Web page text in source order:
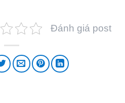
Đánh giá post